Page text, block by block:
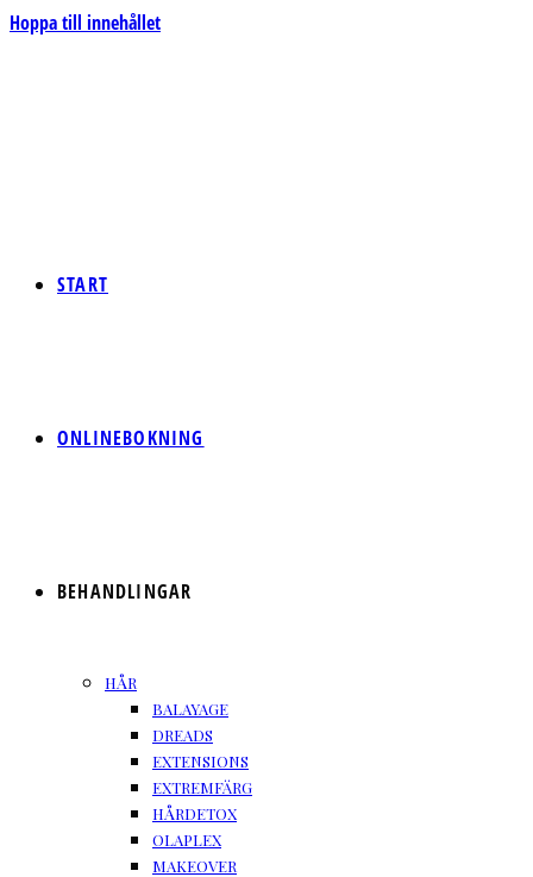
Hoppa till innehållet
START
ONLINEBOKNING
BEHANDLINGAR
HÅR
BALAYAGE
DREADS
EXTENSIONS
EXTREMFÄRG
HÅRDETOX
OLAPLEX
MAKEOVER